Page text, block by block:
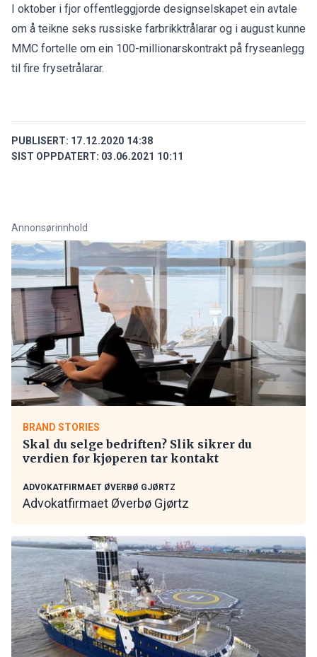
I oktober i fjor offentleggjorde designselskapet ein avtale
om å teikne seks russiske farbrikktrålarar og i august kunne
MMC fortelle om ein 100-millionarskontrakt på fryseanlegg
til fire frysetrålarar.
PUBLISERT: 17.12.2020 14:38
SIST OPPDATERT: 03.06.2021 10:11
Annonsørinnhold
BRAND STORIES
Skal du selge bedriften? Slik sikrer du
verdien før kjøperen tar kontakt
ADVOKATFIRMAET ØVERBØ GJØRTZ
Advokatfirmaet Øverbø Gjørtz